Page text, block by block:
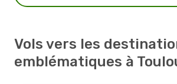
Vols vers les
emblématiques à